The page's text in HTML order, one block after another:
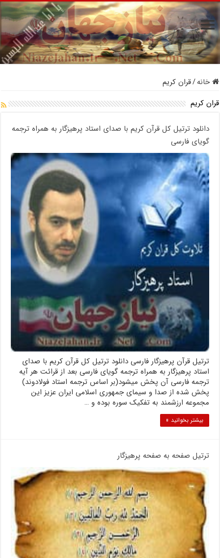
خانه/قران کریم
قران کریم
دانلود ترتیل کل قرآن کریم با صدای استاد پرهیزگار به همراه ترجمه
گویای فارسی
ترتیل قرآن پرهیزگار فارسی دانلود ترتیل کل قرآن کریم با صدای
استاد پرهیزگار به همراه ترجمه گویای فارسی بعد از قرائت هر آیه
ترجمه فارسی آن پخش میشود(بر اساس ترجمه استاد فولادوند)
پخش شده از صدا و سیمای جمهوری اسلامی ایران عزیز این
مجموعه ارزشمند به تفکیک سوره بوده و …
بیشتر بخوانید »
ترتیل صفحه به صفحه پرهیزگار